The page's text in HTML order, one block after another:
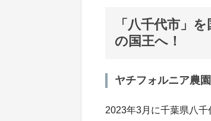
「八千代市」
の国王へ！
ヤチフォルニア農
2023年3月に千葉県八